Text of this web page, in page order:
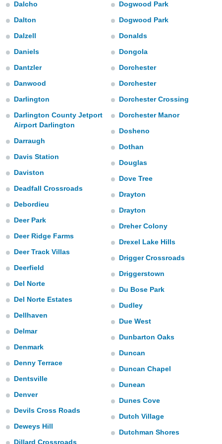
permite
seguir
contenido
coste.
botón
a la
la
todas
ya sean
nuestros
y análisis
así como
y
en
más
y
de
cookies
aceptar
CONTINUAR
Dalcho
Dalton
Dalzell
Daniels
Dantzler
Danwood
Darlington
Darlington County Jetport
Airport Darlington
Darraugh
Davis Station
Daviston
Deadfall Crossroads
Debordieu
Deer Park
Deer Ridge Farms
Deer Track Villas
Deerfield
Del Norte
Del Norte Estates
Dellhaven
Delmar
Denmark
Denny Terrace
Dentsville
Denver
Devils Cross Roads
Deweys Hill
Dillard Crossroads
Dogwood Park
Dogwood Park
Donalds
Dongola
Dorchester
Dorchester
Dorchester Crossing
Dorchester Manor
Dosheno
Dothan
Douglas
Dove Tree
Drayton
Drayton
Dreher Colony
Drexel Lake Hills
Drigger Crossroads
Driggerstown
Du Bose Park
Dudley
Due West
Dunbarton Oaks
Duncan
Duncan Chapel
Dunean
Dunes Cove
Dutch Village
Dutchman Shores